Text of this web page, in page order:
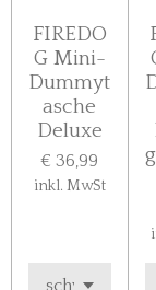
FIREDO
G Mini-
Dummyt
asche
Deluxe
€ 36,99
inkl. MwSt